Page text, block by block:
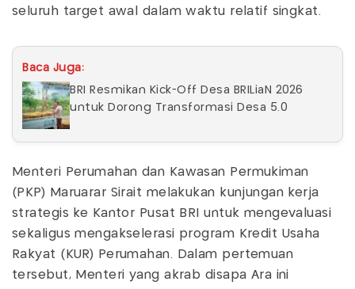
seluruh target awal dalam waktu relatif singkat.
Baca Juga:
BRI Resmikan Kick-Off Desa BRILiaN 2026
untuk Dorong Transformasi Desa 5.0
Menteri Perumahan dan Kawasan Permukiman
(PKP) Maruarar Sirait melakukan kunjungan kerja
strategis ke Kantor Pusat BRI untuk mengevaluasi
sekaligus mengakselerasi program Kredit Usaha
Rakyat (KUR) Perumahan. Dalam pertemuan
tersebut, Menteri yang akrab disapa Ara ini